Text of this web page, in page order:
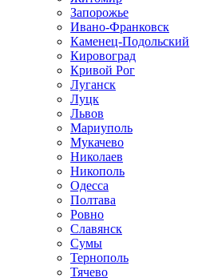
Запорожье
Ивано-Франковск
Каменец-Подольский
Кировоград
Кривой Рог
Луганск
Луцк
Львов
Мариуполь
Мукачево
Николаев
Никополь
Одесса
Полтава
Ровно
Славянск
Сумы
Тернополь
Тячево